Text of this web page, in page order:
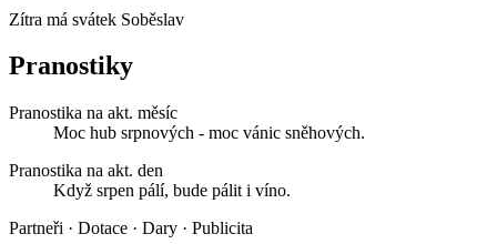
Zítra má svátek Soběslav
Pranostiky
Pranostika na akt. měsíc
Moc hub srpnových - moc vánic sněhových.
Pranostika na akt. den
Když srpen pálí, bude pálit i víno.
Partneři · Dotace · Dary · Publicita